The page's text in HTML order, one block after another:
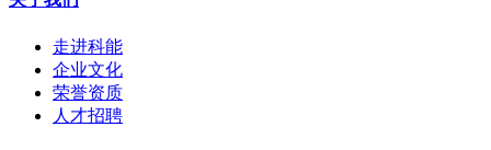
走进科能
企业文化
荣誉资质
人才招聘